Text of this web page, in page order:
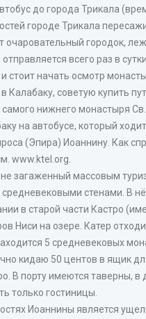
до города Трикала
городе Трикала
городок,
всего раз в
начать осмотр
советую купить
нижнего монастыря
на автобусе, который
(Эпира) Иоаннину. Как
www.ktel.org.
загаженный массовым
стенами. В
в старой части Кастро
Ниси на озере. Катер
5 средневековых
кидаю 50 центов в ящик
В порту имеются таверны,
только гостиницы.
Иоаннины является